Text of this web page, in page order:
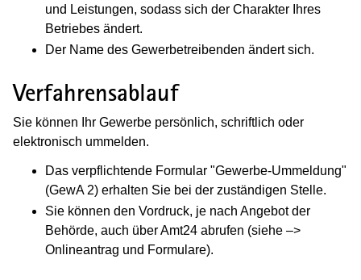
und Leistungen, sodass sich der Charakter Ihres
Betriebes ändert.
Der Name des Gewerbetreibenden ändert sich.
Verfahrensablauf
Sie können Ihr Gewerbe persönlich, schriftlich oder
elektronisch ummelden.
Das verpflichtende Formular "Gewerbe-Ummeldung"
(GewA 2) erhalten Sie bei der zuständigen Stelle.
Sie können den Vordruck, je nach Angebot der
Behörde, auch über Amt24 abrufen (siehe –>
Onlineantrag und Formulare).